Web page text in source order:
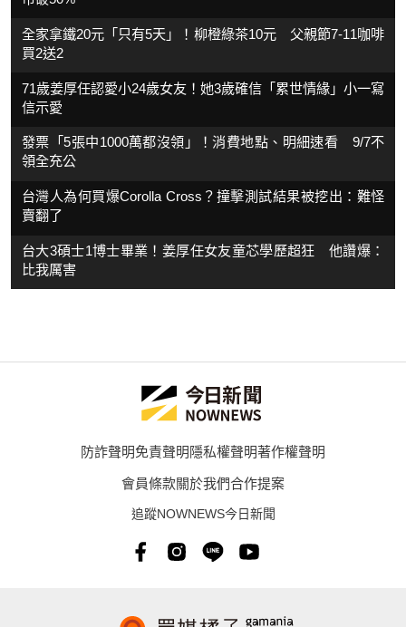
全家拿鐵20元「只有5天」！柳橙綠茶10元 父親節7-11咖啡
買2送2
71歲姜厚任認愛小24歲女友！她3歲確信「累世情緣」小一寫
信示愛
發票「5張中1000萬都沒領」！消費地點、明細速看 9/7不
領全充公
台灣人為何買爆Corolla Cross？撞擊測試結果被挖出：難怪
賣翻了
台大3碩士1博士畢業！姜厚任女友童芯學歷超狂 他讚爆：
比我厲害
防詐聲明免責聲明隱私權聲明著作權聲明
會員條款關於我們合作提案
追蹤NOWNEWS今日新聞